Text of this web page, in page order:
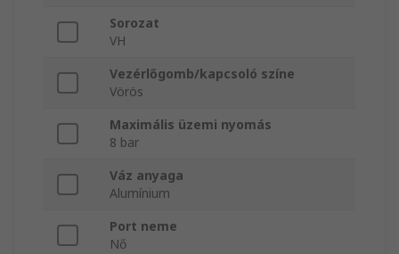
Sorozat
VH
Vezérlőgomb/kapcsoló színe
Vörös
Maximális üzemi nyomás
8 bar
Váz anyaga
Alumínium
Port neme
Nő